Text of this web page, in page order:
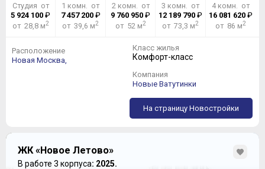
Студия от
5 924 100 ₽
от 28,8 м2
1 комн. от
7 457 200₽
от 39,6 м2
2 комн. от
9 760 950 ₽
от 52 м2
3 комн. от
12 189 790 ₽
от 73,3 м2
4 комн. от
16 081 620₽
от 86 м2
Расположение
Новая Москва,
Класс жилья
Комфорт-класс
Компания
Новые Ватутинки
На страницу Новостройки
ЖК «Новое Летово»
В работе 3 корпуса: 2025.